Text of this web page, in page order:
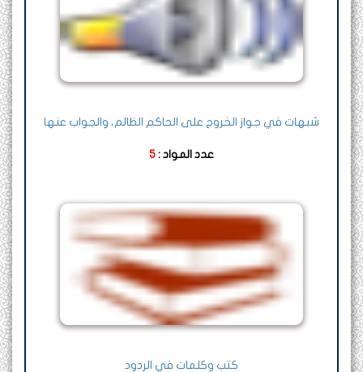
شبهات في جواز الخروج على الحاكم الظالم، والجواب عنها
عدد المواد : 5
كتب وكلمات في الردود